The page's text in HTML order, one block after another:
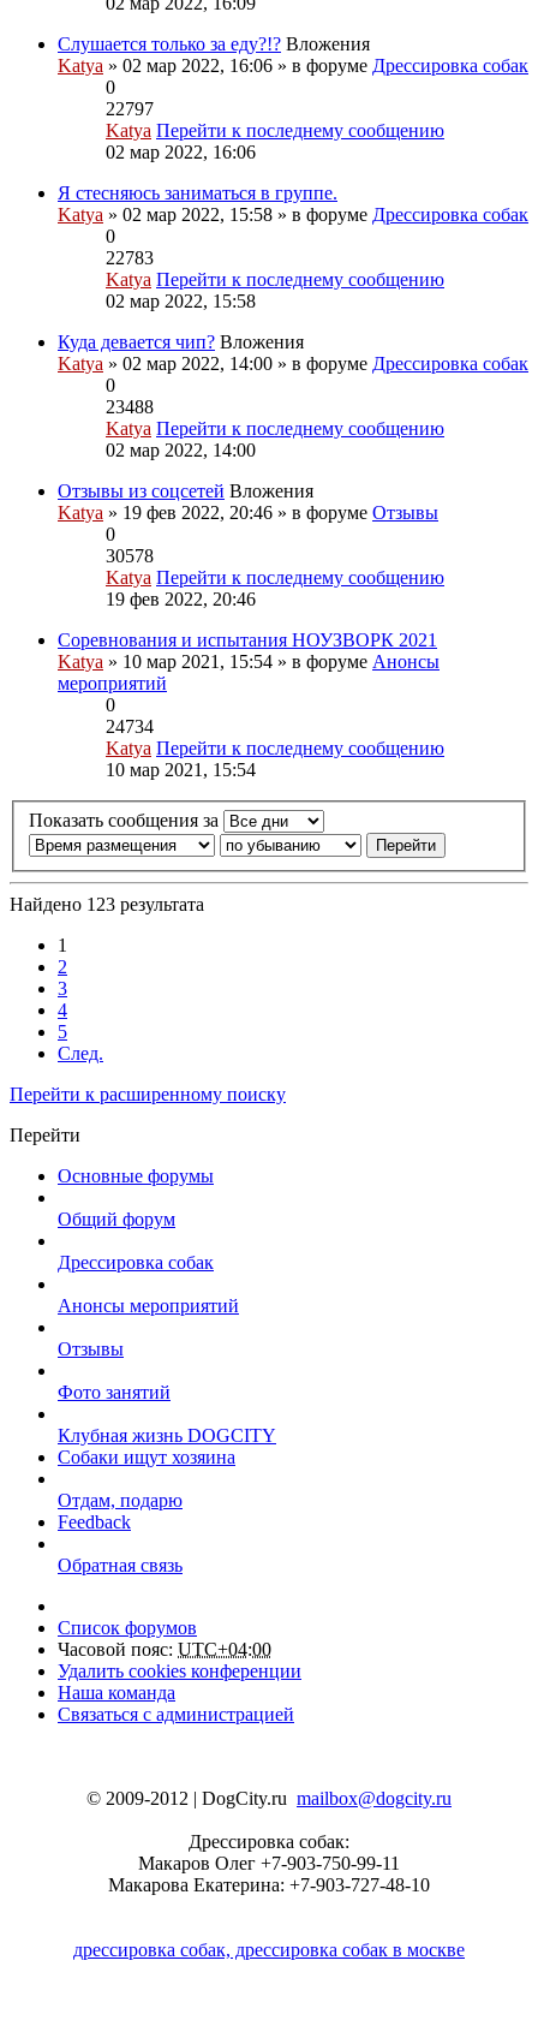
Слушается только за еду?!? Вложения
Katya » 02 мар 2022, 16:06 » в форуме Дрессировка собак
0
22797
Katya Перейти к последнему сообщению
02 мар 2022, 16:06
Я стесняюсь заниматься в группе.
Katya » 02 мар 2022, 15:58 » в форуме Дрессировка собак
0
22783
Katya Перейти к последнему сообщению
02 мар 2022, 15:58
Куда девается чип? Вложения
Katya » 02 мар 2022, 14:00 » в форуме Дрессировка собак
0
23488
Katya Перейти к последнему сообщению
02 мар 2022, 14:00
Отзывы из соцсетей Вложения
Katya » 19 фев 2022, 20:46 » в форуме Отзывы
0
30578
Katya Перейти к последнему сообщению
19 фев 2022, 20:46
Соревнования и испытания НОУЗВОРК 2021
Katya » 10 мар 2021, 15:54 » в форуме Анонсы
мероприятий
0
24734
Katya Перейти к последнему сообщению
10 мар 2021, 15:54
Показать сообщения за
Найдено 123 результата
1
2
3
4
5
След.
Перейти к расширенному поиску
Перейти
Основные форумы
Общий форум
Дрессировка собак
Анонсы мероприятий
Отзывы
Фото занятий
Клубная жизнь DOGCITY
Собаки ищут хозяина
Отдам, подарю
Feedback
Обратная связь
Список форумов
Часовой пояс: UTC+04:00
Удалить cookies конференции
Наша команда
Связаться с администрацией
© 2009-2012 | DogCity.ru mailbox@dogcity.ru
Дрессировка собак:
Макаров Олег +7-903-750-99-11
Макарова Екатерина: +7-903-727-48-10
дрессировка собак, дрессировка собак в москве